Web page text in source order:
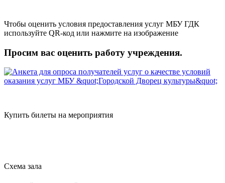
Чтобы оценить условия предоставления услуг МБУ ГДК
используйте QR-код или нажмите на изображение
Просим вас оценить работу учреждения.
Купить билеты на мероприятия
Схема зала